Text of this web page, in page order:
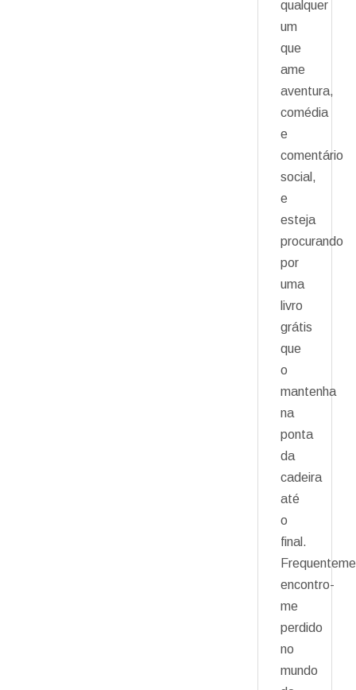
qualquer
um
que
ame
aventura,
comédia
e
comentário
social,
e
esteja
procurando
por
uma
livro
grátis
que
o
mantenha
na
ponta
da
cadeira
até
o
final.
encontro-
me
perdido
no
mundo